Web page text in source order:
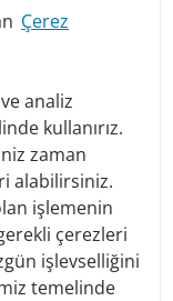
be erased as
applies. Data
or other
In this case,
period expires,
of the data, for
processing of
processing
Çerez
analiz
kullanırız.
zaman
alabilirsiniz.
işlemenin
çerezleri
işlevselliğini
temelinde